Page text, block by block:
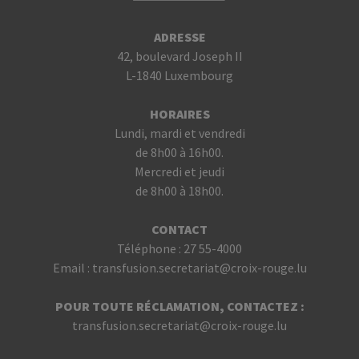
ADRESSE
42, boulevard Joseph II
L-1840 Luxembourg
HORAIRES
Lundi, mardi et vendredi
de 8h00 à 16h00.
Mercredi et jeudi
de 8h00 à 18h00.
CONTACT
Téléphone : 27 55-4000
Email : transfusion.secretariat@croix-rouge.lu
POUR TOUTE RÉCLAMATION, CONTACTEZ :
transfusion.secretariat@croix-rouge.lu